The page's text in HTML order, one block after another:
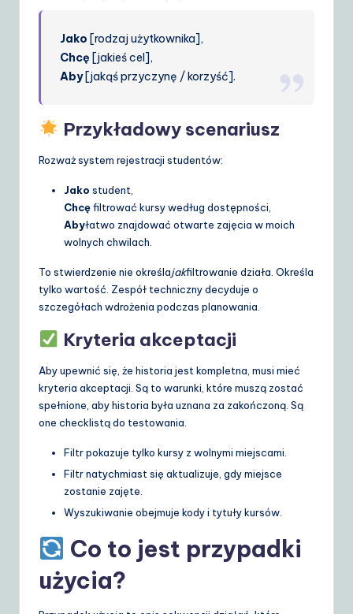
Jako [rodzaj użytkownika],
Chcę [jakieś cel],
Aby[jakąś przyczynę / korzyść].
Przykładowy scenariusz
Rozważ system rejestracji studentów:
Jako student,
Chcęfiltrować kursy według dostępności,
Abyłatwo znajdować otwarte zajęcia w moich
wolnych chwilach.
To stwierdzenie nie określajakfiltrowanie działa. Określa
tylko wartość. Zespół techniczny decyduje o
szczegółach wdrożenia podczas planowania.
Kryteria akceptacji
Aby upewnić się, że historia jest kompletna, musi mieć
kryteria akceptacji. Są to warunki, które muszą zostać
spełnione, aby historia była uznana za zakończoną. Są
one checklistą do testowania.
Filtr pokazuje tylko kursy z wolnymi miejscami.
Filtr natychmiast się aktualizuje, gdy miejsce
zostanie zajęte.
Wyszukiwanie obejmuje kody i tytuły kursów.
Co to jest przypadki
użycia?